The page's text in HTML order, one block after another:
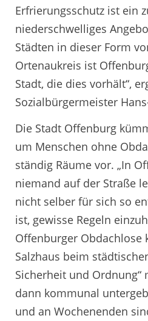
Erfrierungsschutz ist ein
niederschwelliges
Städten in dieser Form
Ortenaukreis ist
Stadt, die dies vorhält“,
Sozialbürgermeister
Die Stadt Offenburg
um Menschen ohne
ständig Räume vor. „In
niemand auf der Straße
nicht selber für sich so
ist, gewisse Regeln
Offenburger Obdachlose
Salzhaus beim
Sicherheit und Ordnung“
dann kommunal
und an Wochenenden